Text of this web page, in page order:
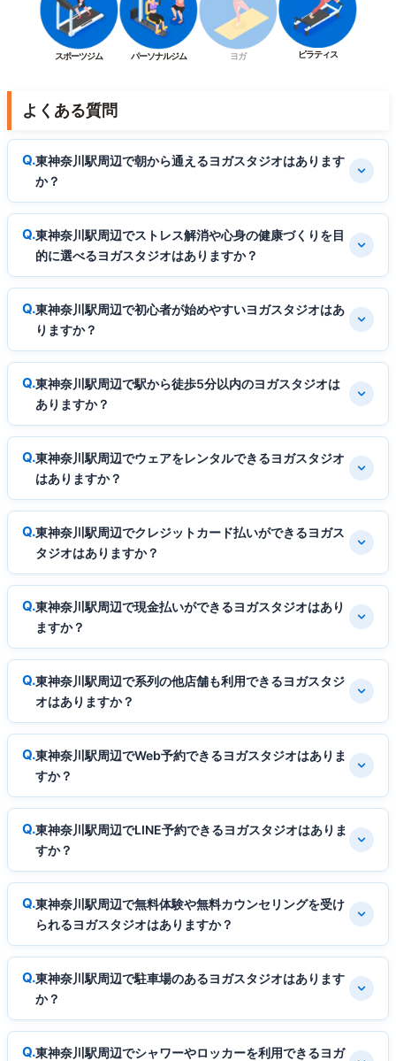
スポーツジム パーソナルジム ヨガ ピラティス
よくある質問
東神奈川駅周辺で朝から通えるヨガスタジオはあります
か？
東神奈川駅周辺でストレス解消や心身の健康づくりを目
的に選べるヨガスタジオはありますか？
東神奈川駅周辺で初心者が始めやすいヨガスタジオはあ
りますか？
東神奈川駅周辺で駅から徒歩5分以内のヨガスタジオは
ありますか？
東神奈川駅周辺でウェアをレンタルできるヨガスタジオ
はありますか？
東神奈川駅周辺でクレジットカード払いができるヨガス
タジオはありますか？
東神奈川駅周辺で現金払いができるヨガスタジオはあり
ますか？
東神奈川駅周辺で系列の他店舗も利用できるヨガスタジ
オはありますか？
東神奈川駅周辺でWeb予約できるヨガスタジオはありま
すか？
東神奈川駅周辺でLINE予約できるヨガスタジオはありま
すか？
東神奈川駅周辺で無料体験や無料カウンセリングを受け
られるヨガスタジオはありますか？
東神奈川駅周辺で駐車場のあるヨガスタジオはあります
か？
東神奈川駅周辺でシャワーやロッカーを利用できるヨガ